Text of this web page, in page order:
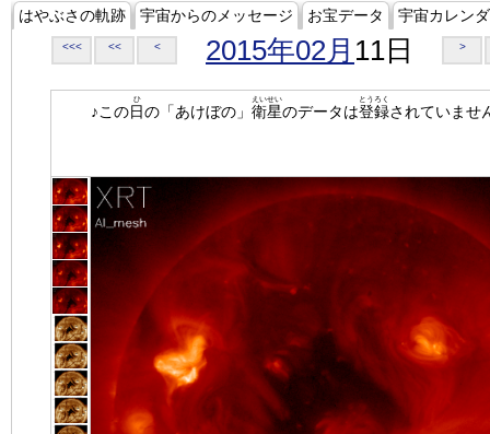
はやぶさの軌跡 宇宙からのメッセージ お宝データ 宇宙カレン
<<< << < 2015年02月 11日 >
♪この日
ひ
の「あけぼの」 衛星
えいせい
のデータは登録
とうろく
されていませ